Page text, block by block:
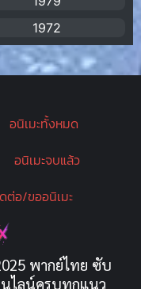
(19)
1972
อนิเมะทั้งหมด
อนิเมะจบแล้ว
ต่อ/ขออนิเมะ
พากย์ไทย ซับ
ไลน์ครบทุกแนว